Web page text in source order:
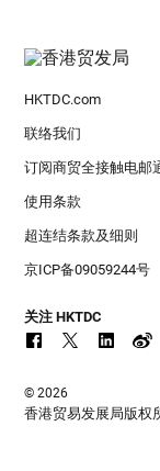
HKTDC.com
联络我们
订阅商贸全接触电邮
使用条款
超连结条款及细则
京ICP备09059244号
关注 HKTDC
© 2026
香港贸易发展局版权